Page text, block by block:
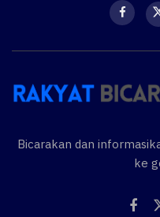
Bicarakan dan
ke